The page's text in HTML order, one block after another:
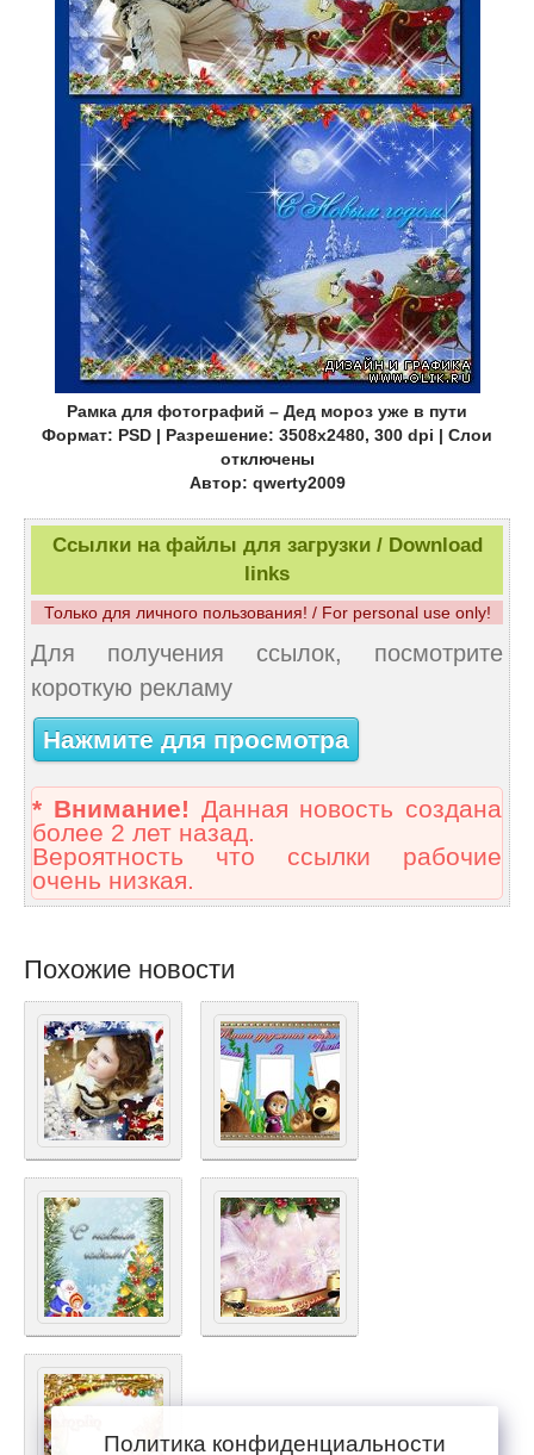
Рамка для фотографий – Дед мороз уже в пути
Формат: PSD | Разрешение: 3508x2480, 300 dpi | Слои
отключены
Автор: qwerty2009
Ссылки на файлы для загрузки / Download
links
Только для личного пользования! / For personal use only!
Для получения ссылок, посмотрите
короткую рекламу
Нажмите для просмотра
* Внимание! Данная новость создана
более 2 лет назад.
Вероятность что ссылки рабочие
очень низкая.
Похожие новости
Политика конфиденциальности